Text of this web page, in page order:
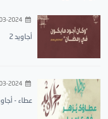
18-03-2024 08:49 مساءً
أجاويد 2
18-03-2024 08:48 مساءً
عطاء -